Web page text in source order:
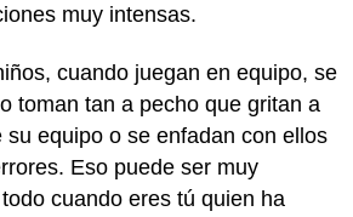
muy intensas.
cuando juegan en equipo, se
toman tan a pecho que gritan a
su equipo o se enfadan con ellos
Eso puede ser muy
cuando eres tú quien ha